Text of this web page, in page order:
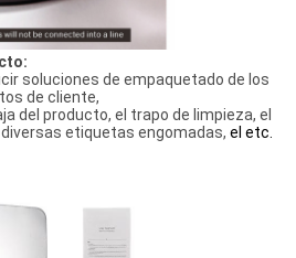
soluciones de empaquetado de los
de cliente,
del producto, el trapo de limpieza, el
etiquetas engomadas, el etc.